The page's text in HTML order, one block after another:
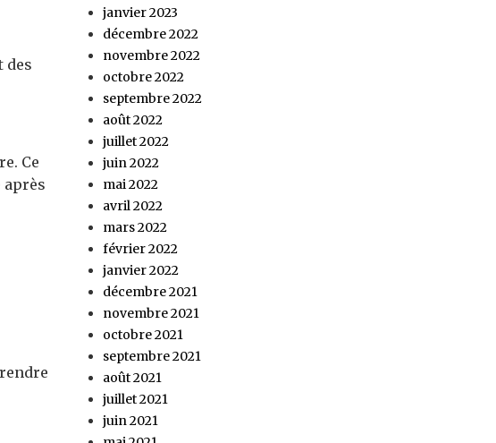
des
Ce
après
janvier 2023
décembre 2022
novembre 2022
octobre 2022
septembre 2022
août 2022
juillet 2022
juin 2022
mai 2022
avril 2022
mars 2022
février 2022
janvier 2022
décembre 2021
novembre 2021
octobre 2021
septembre 2021
août 2021
juillet 2021
juin 2021